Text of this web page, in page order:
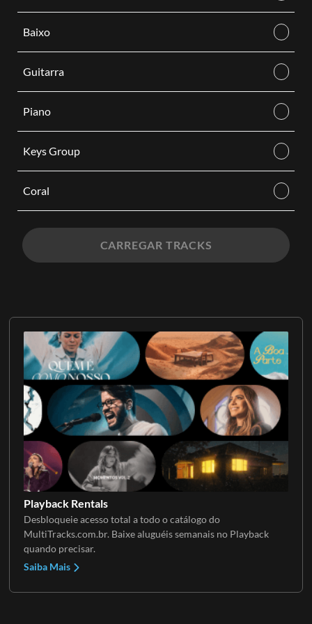
Playback Rentals
Desbloqueie acesso total a todo o catálogo do
MultiTracks.com.br. Baixe aluguéis semanais no Playback
quando precisar.
Saiba Mais
Baixo
Guitarra
Piano
Keys Group
Coral
CARREGAR TRACKS